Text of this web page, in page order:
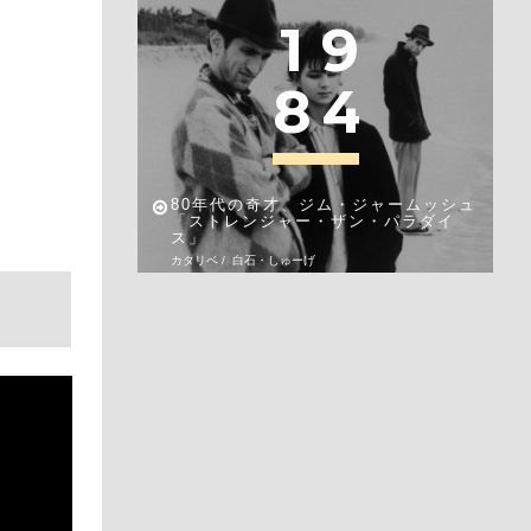
1 9
84
80年代の奇才、ジム・ジャームッシュ
「ストレンジャー・ザン・パラダイ
ス」
カタリベ / 白石・しゅーげ